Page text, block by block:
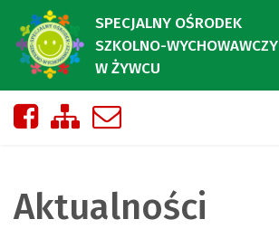
SPECJALNY OŚRODEK
SZKOLNO-WYCHOWAWCZY
W ŻYWCU
Nasza strona na Facebooku
Zobacz mapę strony
Aktualności